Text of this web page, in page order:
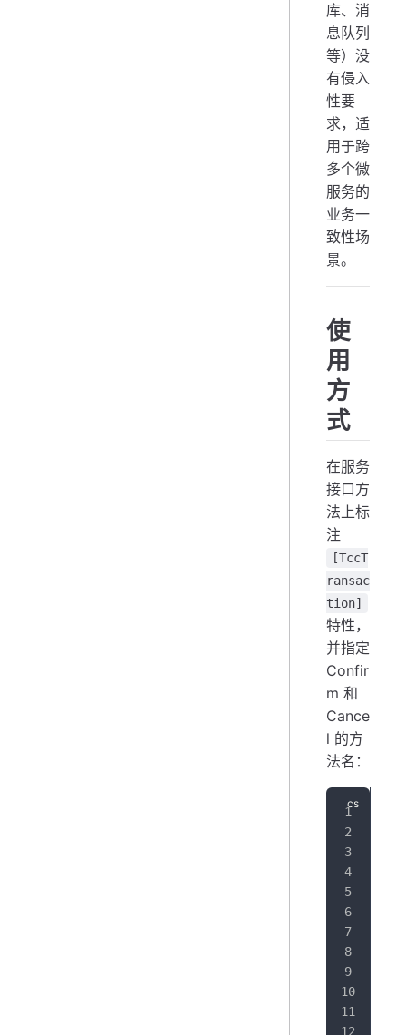
库、消
息队列
等）没
有侵入
性要
求，适
用于跨
多个微
服务的
业务一
致性场
景。
使
用
方
式
在服务
接口方
法上标
注
[TccT
ransac
tion]
特性，
并指定
Confir
m 和
Cance
l 的方
法名：